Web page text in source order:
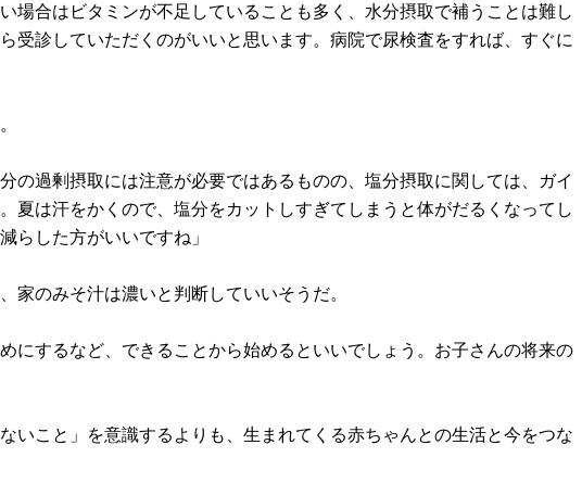
場合はビタミンが不足していることも多く、水分摂取で補うことは難し
診していただくのがいいと思います。病院で尿検査をすれば、すぐに
の過剰摂取には注意が必要ではあるものの、塩分摂取に関しては、ガイ
夏は汗をかくので、塩分をカットしすぎてしまうと体がだるくなってし
らした方がいいですね」
のみそ汁は濃いと判断していいそうだ。
にするなど、できることから始めるといいでしょう。お子さんの将来の
いこと」を意識するよりも、生まれてくる赤ちゃんとの生活と今をつな